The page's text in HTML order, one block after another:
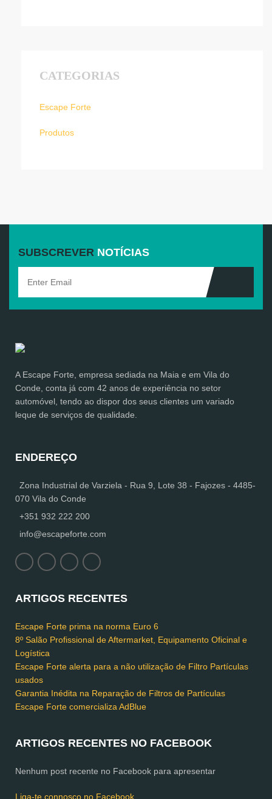
CATEGORIAS
Escape Forte
Produtos
SUBSCREVER NOTÍCIAS
A Escape Forte, empresa sediada na Maia e em Vila do
Conde, conta já com 42 anos de experiência no setor
automóvel, tendo ao dispor dos seus clientes um variado
leque de serviços de qualidade.
ENDEREÇO
Zona Industrial de Varziela - Rua 9, Lote 38 - Fajozes - 4485-
070 Vila do Conde
+351 932 222 200
info@escapeforte.com
ARTIGOS RECENTES
Escape Forte prima na norma Euro 6
8º Salão Profissional de Aftermarket, Equipamento Oficinal e
Logística
Escape Forte alerta para a não utilização de Filtro Partículas
usados
Garantia Inédita na Reparação de Filtros de Partículas
Escape Forte comercializa AdBlue
ARTIGOS RECENTES NO FACEBOOK
Nenhum post recente no Facebook para apresentar
Liga-te connosco no Facebook